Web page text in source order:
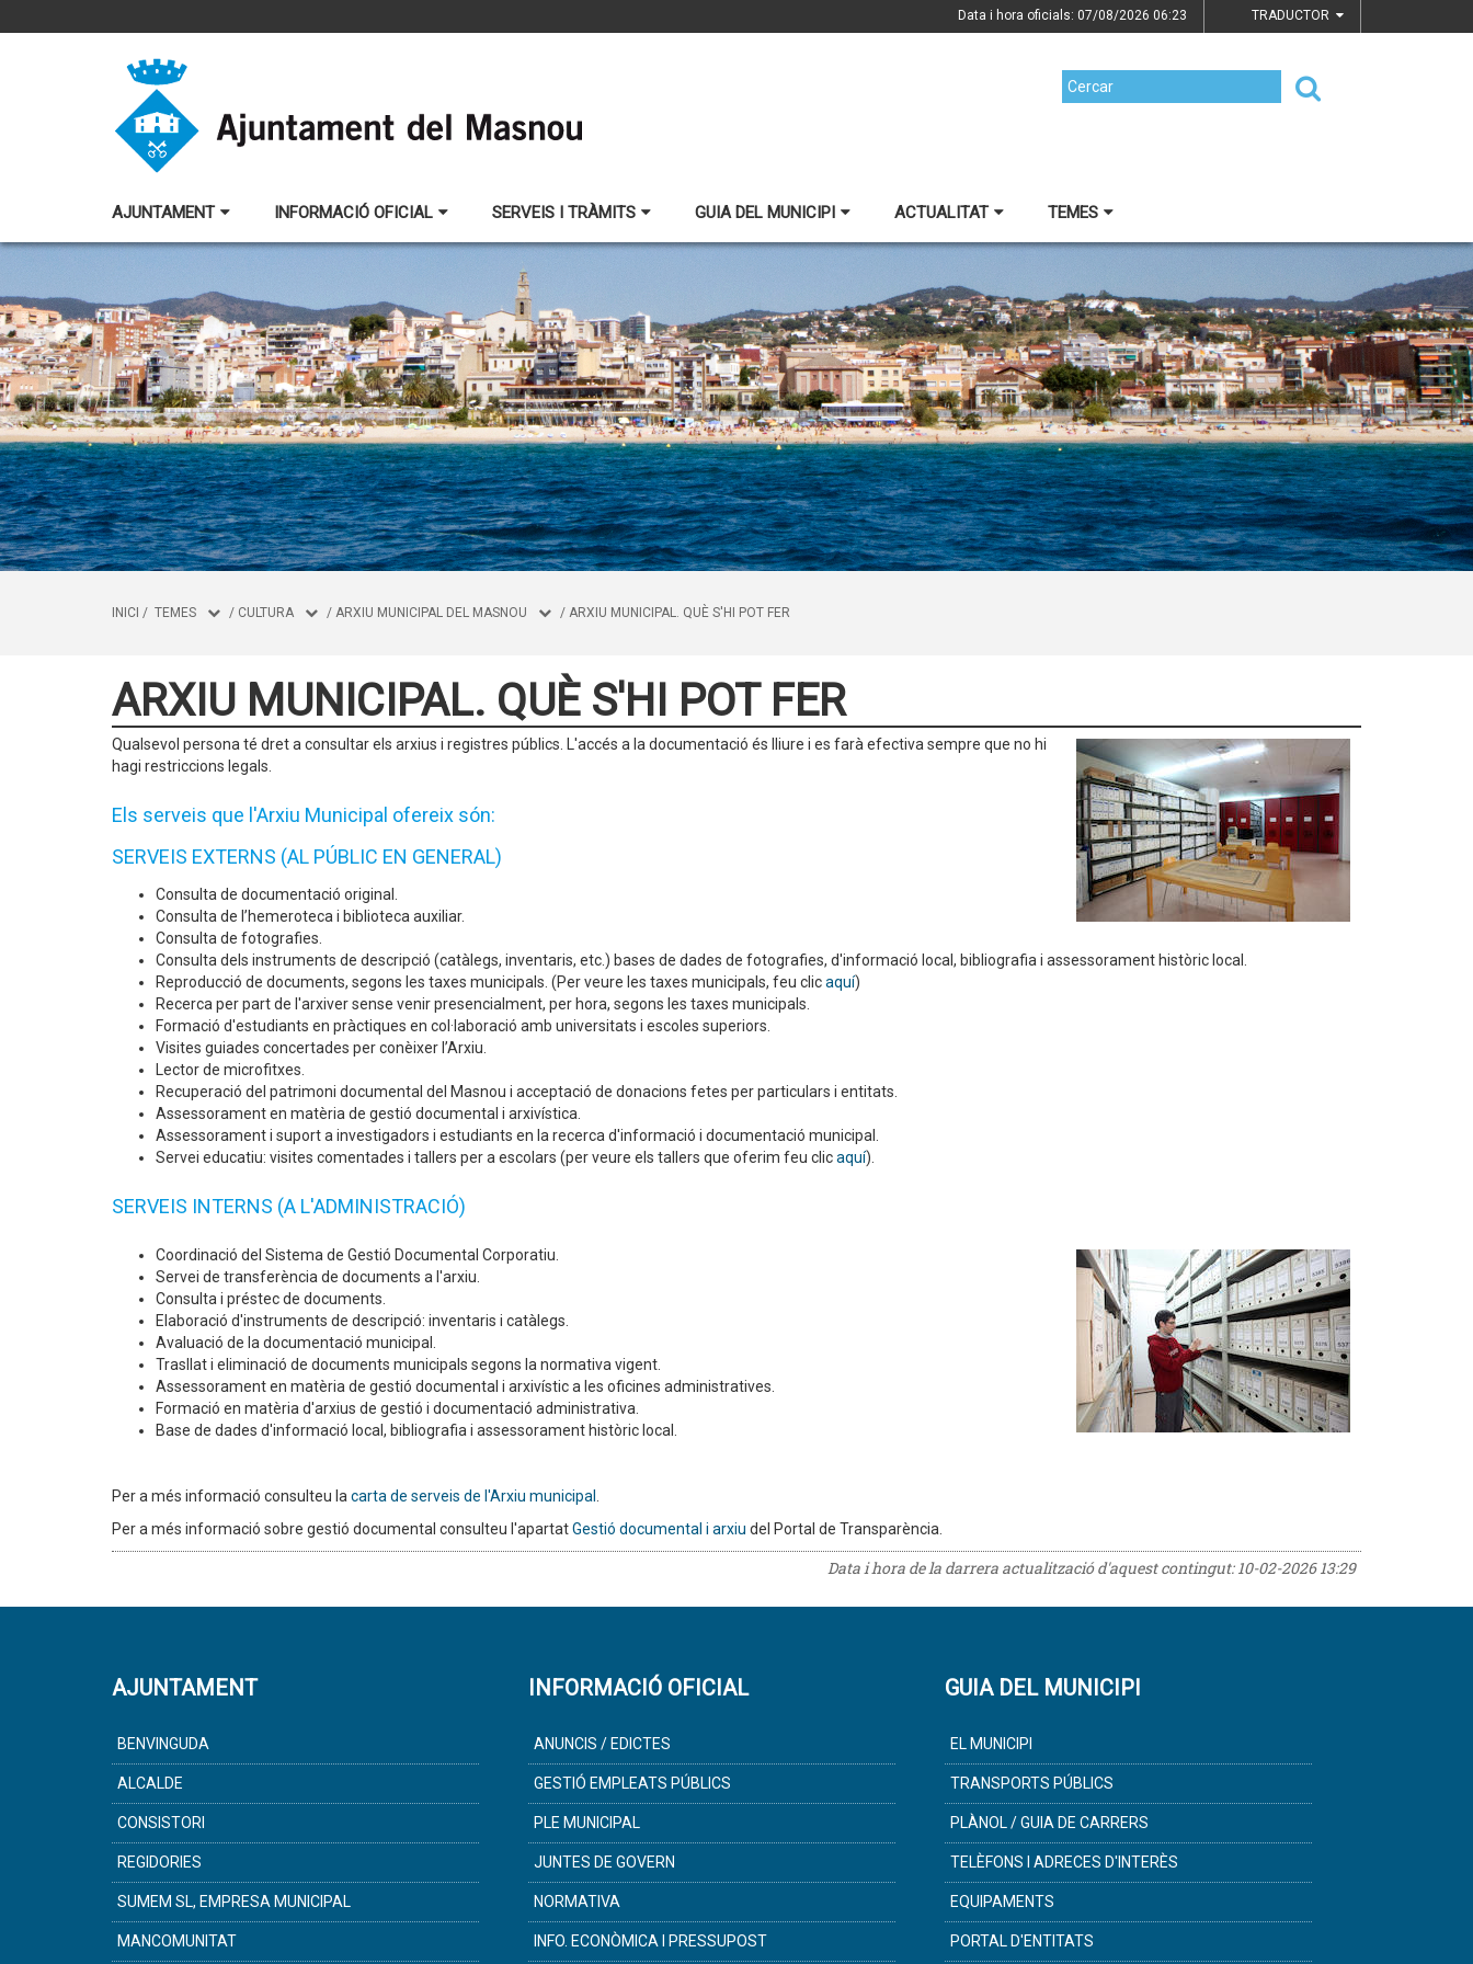
Data i hora oficials: 07/08/2026 06:23 TRADUCTOR
AJUNTAMENT INFORMACIÓ OFICIAL SERVEIS I TRÀMITS GUIA DEL MUNICIPI ACTUALITAT TEMES
INICI / TEMES / CULTURA / ARXIU MUNICIPAL DEL MASNOU / ARXIU MUNICIPAL. QUÈ S'HI POT FER
ARXIU MUNICIPAL. QUÈ S'HI POT FER
Qualsevol persona té dret a consultar els arxius i registres públics. L'accés a la documentació és lliure i es farà efectiva sempre que no hi
hagi restriccions legals.
Els serveis que l'Arxiu Municipal ofereix són:
SERVEIS EXTERNS (AL PÚBLIC EN GENERAL)
Consulta de documentació original.
Consulta de l’hemeroteca i biblioteca auxiliar.
Consulta de fotografies.
Consulta dels instruments de descripció (catàlegs, inventaris, etc.) bases de dades de fotografies, d'informació local, bibliografia i assessorament històric local.
Reproducció de documents, segons les taxes municipals. (Per veure les taxes municipals, feu clicaquí)
Recerca per part de l'arxiver sense venir presencialment, per hora, segons les taxes municipals.
Formació d'estudiants en pràctiques en col·laboració amb universitats i escoles superiors.
Visites guiades concertades per conèixer l’Arxiu.
Lector de microfitxes.
Recuperació del patrimoni documental del Masnou i acceptació de donacions fetes per particulars i entitats.
Assessorament en matèria de gestió documental i arxivística.
Assessorament i suport a investigadors i estudiants en la recerca d'informació i documentació municipal.
Servei educatiu: visites comentades i tallers per a escolars (per veure els tallers que oferim feu clicaquí).
SERVEIS INTERNS (A L'ADMINISTRACIÓ)
Coordinació del Sistema de Gestió Documental Corporatiu.
Servei de transferència de documents a l'arxiu.
Consulta i préstec de documents.
Elaboració d'instruments de descripció: inventaris i catàlegs.
Avaluació de la documentació municipal.
Trasllat i eliminació de documents municipals segons la normativa vigent.
Assessorament en matèria de gestió documental i arxivístic a les oficines administratives.
Formació en matèria d'arxius de gestió i documentació administrativa.
Base de dades d'informació local, bibliografia i assessorament històric local.
Per a més informació consulteu la carta de serveis de l'Arxiu municipal
Per a més informació sobre gestió documental consulteu l'apartatGestió documental i arxiu del Portal de Transparència.
Data i hora de la darrera actualització d'aquest contingut:10-02-2026 13:29
AJUNTAMENT
BENVINGUDA
ALCALDE
CONSISTORI
REGIDORIES
SUMEM SL, EMPRESA MUNICIPAL
MANCOMUNITAT
INFORMACIÓ OFICIAL
ANUNCIS / EDICTES
GESTIÓ EMPLEATS PÚBLICS
PLE MUNICIPAL
JUNTES DE GOVERN
NORMATIVA
INFO. ECONÒMICA I PRESSUPOST
GUIA DEL MUNICIPI
EL MUNICIPI
TRANSPORTS PÚBLICS
PLÀNOL / GUIA DE CARRERS
TELÈFONS I ADRECES D'INTERÈS
EQUIPAMENTS
PORTAL D'ENTITATS